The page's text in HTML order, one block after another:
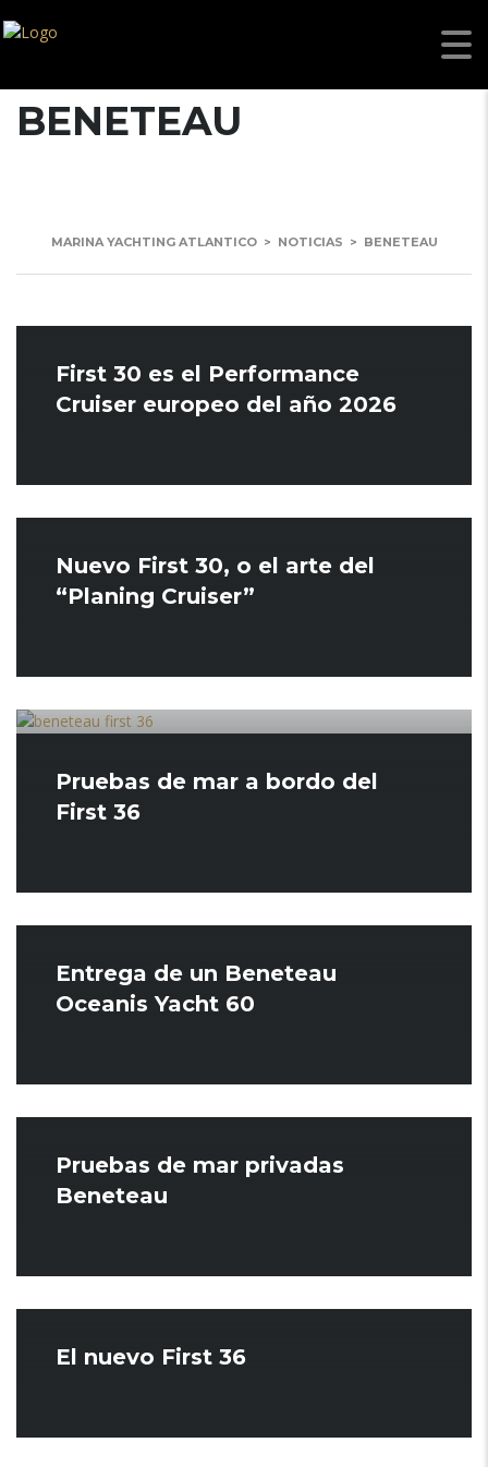
BENETEAU
MARINA YACHTING ATLANTICO > NOTICIAS > BENETEAU
First 30 es el Performance
Cruiser europeo del año 2026
Nuevo First 30, o el arte del
“Planing Cruiser”
Pruebas de mar a bordo del
First 36
Entrega de un Beneteau
Oceanis Yacht 60
Pruebas de mar privadas
Beneteau
El nuevo First 36